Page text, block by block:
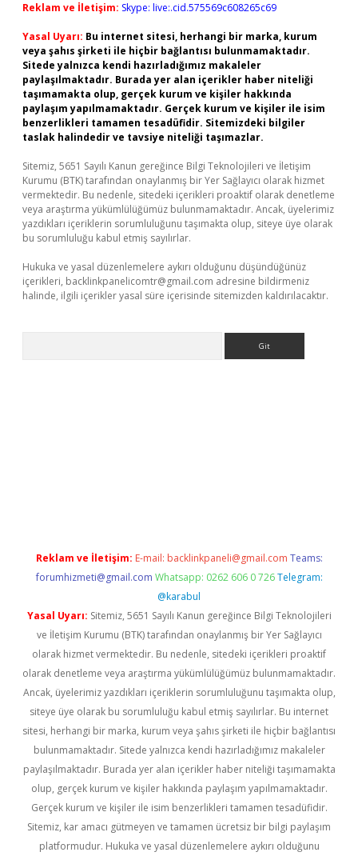
Reklam ve İletişim: Skype: live:.cid.575569c608265c69
Yasal Uyarı: Bu internet sitesi, herhangi bir marka, kurum
veya şahıs şirketi ile hiçbir bağlantısı bulunmamaktadır.
Sitede yalnızca kendi hazırladığımız makaleler
paylaşılmaktadır. Burada yer alan içerikler haber niteliği
taşımamakta olup, gerçek kurum ve kişiler hakkında
paylaşım yapılmamaktadır. Gerçek kurum ve kişiler ile isim
benzerlikleri tamamen tesadüfidir. Sitemizdeki bilgiler
taslak halindedir ve tavsiye niteliği taşımazlar.
Sitemiz, 5651 Sayılı Kanun gereğince Bilgi Teknolojileri ve İletişim
Kurumu (BTK) tarafından onaylanmış bir Yer Sağlayıcı olarak hizmet
vermektedir. Bu nedenle, sitedeki içerikleri proaktif olarak denetleme
veya araştırma yükümlülüğümüz bulunmamaktadır. Ancak, üyelerimiz
yazdıkları içeriklerin sorumluluğunu taşımakta olup, siteye üye olarak
bu sorumluluğu kabul etmiş sayılırlar.
Hukuka ve yasal düzenlemelere aykırı olduğunu düşündüğünüz
içerikleri, backlinkpanelicomtr@gmail.com adresine bildirmeniz
halinde, ilgili içerikler yasal süre içerisinde sitemizden kaldırılacaktır.
Reklam ve İletişim: E-mail: backlinkpaneli@gmail.com Teams:
forumhizmeti@gmail.com Whatsapp: 0262 606 0 726 Telegram:
@karabul
Yasal Uyarı: Sitemiz, 5651 Sayılı Kanun gereğince Bilgi Teknolojileri
ve İletişim Kurumu (BTK) tarafından onaylanmış bir Yer Sağlayıcı
olarak hizmet vermektedir. Bu nedenle, sitedeki içerikleri proaktif
olarak denetleme veya araştırma yükümlülüğümüz bulunmamaktadır.
Ancak, üyelerimiz yazdıkları içeriklerin sorumluluğunu taşımakta olup,
siteye üye olarak bu sorumluluğu kabul etmiş sayılırlar. Bu internet
sitesi, herhangi bir marka, kurum veya şahıs şirketi ile hiçbir bağlantısı
bulunmamaktadır. Sitede yalnızca kendi hazırladığımız makaleler
paylaşılmaktadır. Burada yer alan içerikler haber niteliği taşımamakta
olup, gerçek kurum ve kişiler hakkında paylaşım yapılmamaktadır.
Gerçek kurum ve kişiler ile isim benzerlikleri tamamen tesadüfidir.
Sitemiz, kar amacı gütmeyen ve tamamen ücretsiz bir bilgi paylaşım
platformudur. Hukuka ve yasal düzenlemelere aykırı olduğunu